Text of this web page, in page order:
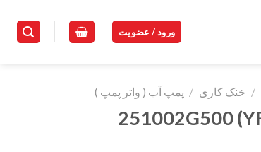
ورود / عضویت
/ خنک کاری / پمپ آب ( واتر پمپ )